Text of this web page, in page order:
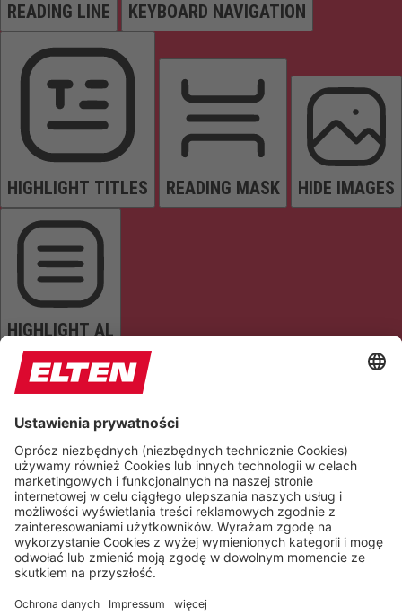
READING LINE KEYBOARD NAVIGATION
HIGHLIGHT TITLES READING MASK HIDE IMAGES
HIGHLIGHT AL
READ PAGE MUTE SOUNDS STOP ANIMATIONS
Reset Settings